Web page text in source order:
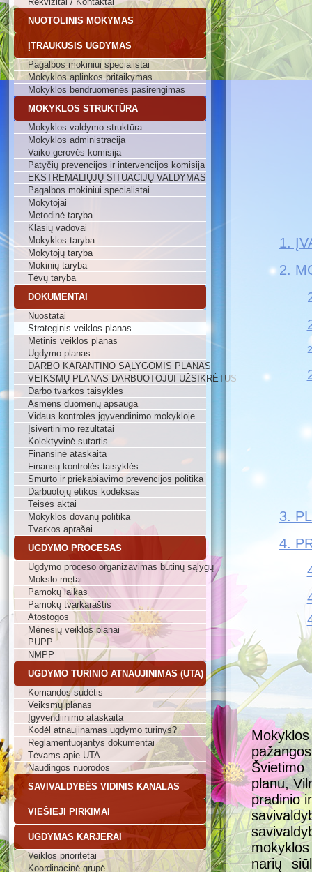
NUOTOLINIS MOKYMAS
ĮTRAUKUSIS UGDYMAS
Pagalbos mokiniui specialistai
Mokyklos aplinkos pritaikymas
Mokyklos bendruomenės pasirengimas
MOKYKLOS STRUKTŪRA
Mokyklos valdymo struktūra
Mokyklos administracija
Vaiko gerovės komisija
Patyčių prevencijos ir intervencijos komisija
EKSTREMALIŲJŲ SITUACIJŲ VALDYMAS
Pagalbos mokiniui specialistai
Mokytojai
Metodinė taryba
Klasių vadovai
Mokyklos taryba
Mokytojų taryba
Mokinių taryba
Tėvų taryba
DOKUMENTAI
Nuostatai
Strateginis veiklos planas
Metinis veiklos planas
Ugdymo planas
DARBO KARANTINO SĄLYGOMIS PLANAS
VEIKSMŲ PLANAS DARBUOTOJUI UŽSIKRĖTUS
Darbo tvarkos taisyklės
Asmens duomenų apsauga
Vidaus kontrolės įgyvendinimo mokykloje
Įsivertinimo rezultatai
Kolektyvinė sutartis
Finansinė ataskaita
Finansų kontrolės taisyklės
Smurto ir priekabiavimo prevencijos politika
Darbuotojų etikos kodeksas
Teisės aktai
Mokyklos dovanų politika
Tvarkos aprašai
UGDYMO PROCESAS
Ugdymo proceso organizavimas būtinų sąlygų
Mokslo metai
Pamokų laikas
Pamokų tvarkaraštis
Atostogos
Mėnesių veiklos planai
PUPP
NMPP
UGDYMO TURINIO ATNAUJINIMAS (UTA)
Komandos sudėtis
Veiksmų planas
Įgyvendiinimo ataskaita
Kodėl atnaujinamas ugdymo turinys?
Reglamentuojantys dokumentai
Tėvams apie UTA
Naudingos nuorodos
SAVIVALDYBĖS VIDINIS KANALAS
VIEŠIEJI PIRKIMAI
UGDYMAS KARJERAI
Veiklos prioritetai
Koordinacinė grupė
1.
2.
3.
4.
planu,
pradinio
narių